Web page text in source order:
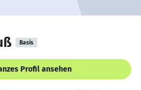
Basis
Profil ansehen